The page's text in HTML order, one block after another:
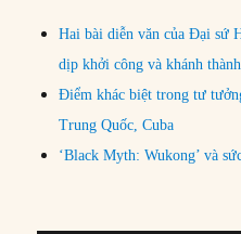
Hai bài diễn văn của Đại sứ
dịp khởi công và khánh
Điểm khác biệt trong tư
Trung Quốc, Cuba
‘Black Myth: Wukong’ và